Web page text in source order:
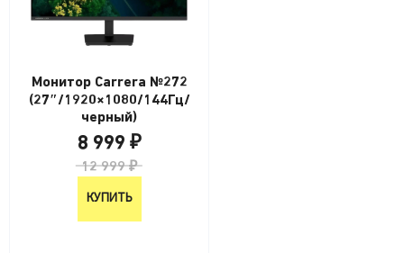
Монитор Carrera №272
(27″/1920×1080/144Гц/
черный)
8 999 ₽
12 999 ₽
КУПИТЬ